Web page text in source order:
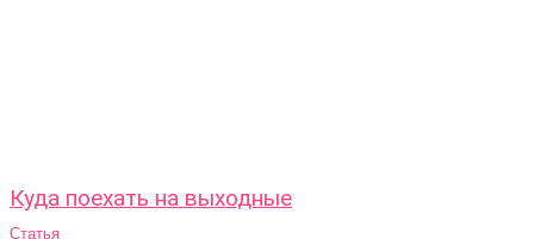
Куда поехать на выходные
Статья